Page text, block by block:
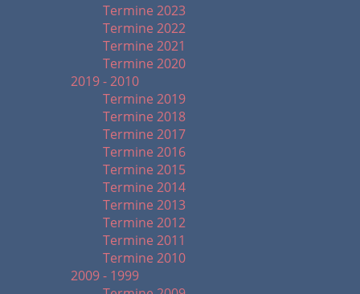
Termine 2023
Termine 2022
Termine 2021
Termine 2020
2019 - 2010
Termine 2019
Termine 2018
Termine 2017
Termine 2016
Termine 2015
Termine 2014
Termine 2013
Termine 2012
Termine 2011
Termine 2010
2009 - 1999